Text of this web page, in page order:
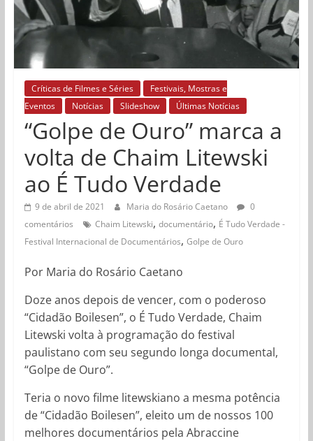
Críticas de Filmes e Séries
Festivais, Mostras e
Eventos
Notícias Slideshow Últimas Notícias
“Golpe de Ouro” marca a
volta de Chaim Litewski
ao É Tudo Verdade
9 de abril de 2021 Maria do Rosário Caetano
0
comentários
Chaim Litewski, documentário, É Tudo Verdade -
Festival Internacional de Documentários, Golpe de Ouro
Por Maria do Rosário Caetano
Doze anos depois de vencer, com o poderoso
“Cidadão Boilesen”, o É Tudo Verdade, Chaim
Litewski volta à programação do festival
paulistano com seu segundo longa documental,
“Golpe de Ouro”.
Teria o novo filme litewskiano a mesma potência
de “Cidadão Boilesen”, eleito um de nossos 100
melhores documentários pela Abraccine